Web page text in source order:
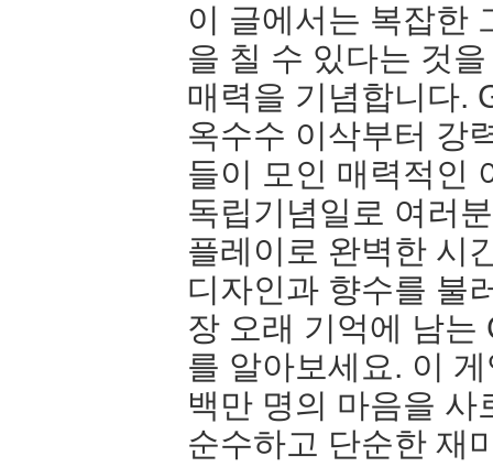
이 글에서는 복잡한
을 칠 수 있다는 것
매력을 기념합니다.
옥수수 이삭부터 강
들이 모인 매력적인
독립기념일로 여러
플레이로 완벽한 시
디자인과 향수를 불
장 오래 기억에 남
를 알아보세요. 이
백만 명의 마음을
순수하고 단순한 재